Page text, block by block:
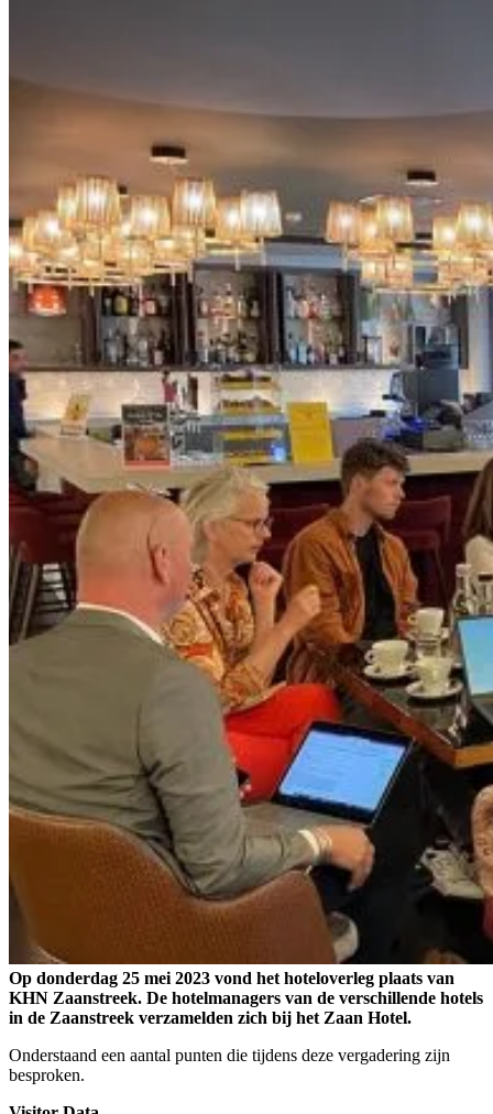
Op donderdag 25 mei 2023 vond het hoteloverleg plaats van
KHN Zaanstreek. De hotelmanagers van de verschillende hotels
in de Zaanstreek verzamelden zich bij het Zaan Hotel.
Onderstaand een aantal punten die tijdens deze vergadering zijn
besproken.